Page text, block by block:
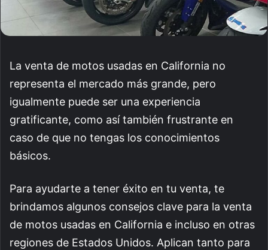
La venta de motos usadas en California no
representa el mercado más grande, pero
igualmente puede ser una experiencia
gratificante, como así también frustrante en
caso de que no tengas los conocimientos
básicos.
Para ayudarte a tener éxito en tu venta, te
brindamos algunos consejos clave para la venta
de motos usadas en California e incluso en otras
regiones de Estados Unidos. Aplican tanto para